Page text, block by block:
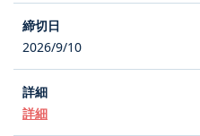
2026/9/10
詳細